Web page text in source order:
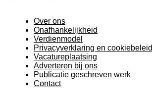
Over ons
Onafhankelijkheid
Verdienmodel
Privacyverklaring en cookiebeleid
Vacatureplaatsing
Adverteren bij ons
Publicatie geschreven werk
Contact